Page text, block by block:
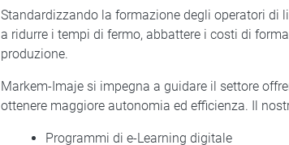
Standardizzando la formazione degli operatori di
a ridurre i tempi di fermo, abbattere i costi di
produzione.
Markem-Imaje si impegna a guidare il settore
ottenere maggiore autonomia ed efficienza. Il
Programmi di e-Learning digitale